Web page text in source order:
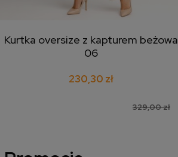
dodaj do koszyka
Kurtka oversize z kapturem beżowa
06
329,00 zł
230,30 zł